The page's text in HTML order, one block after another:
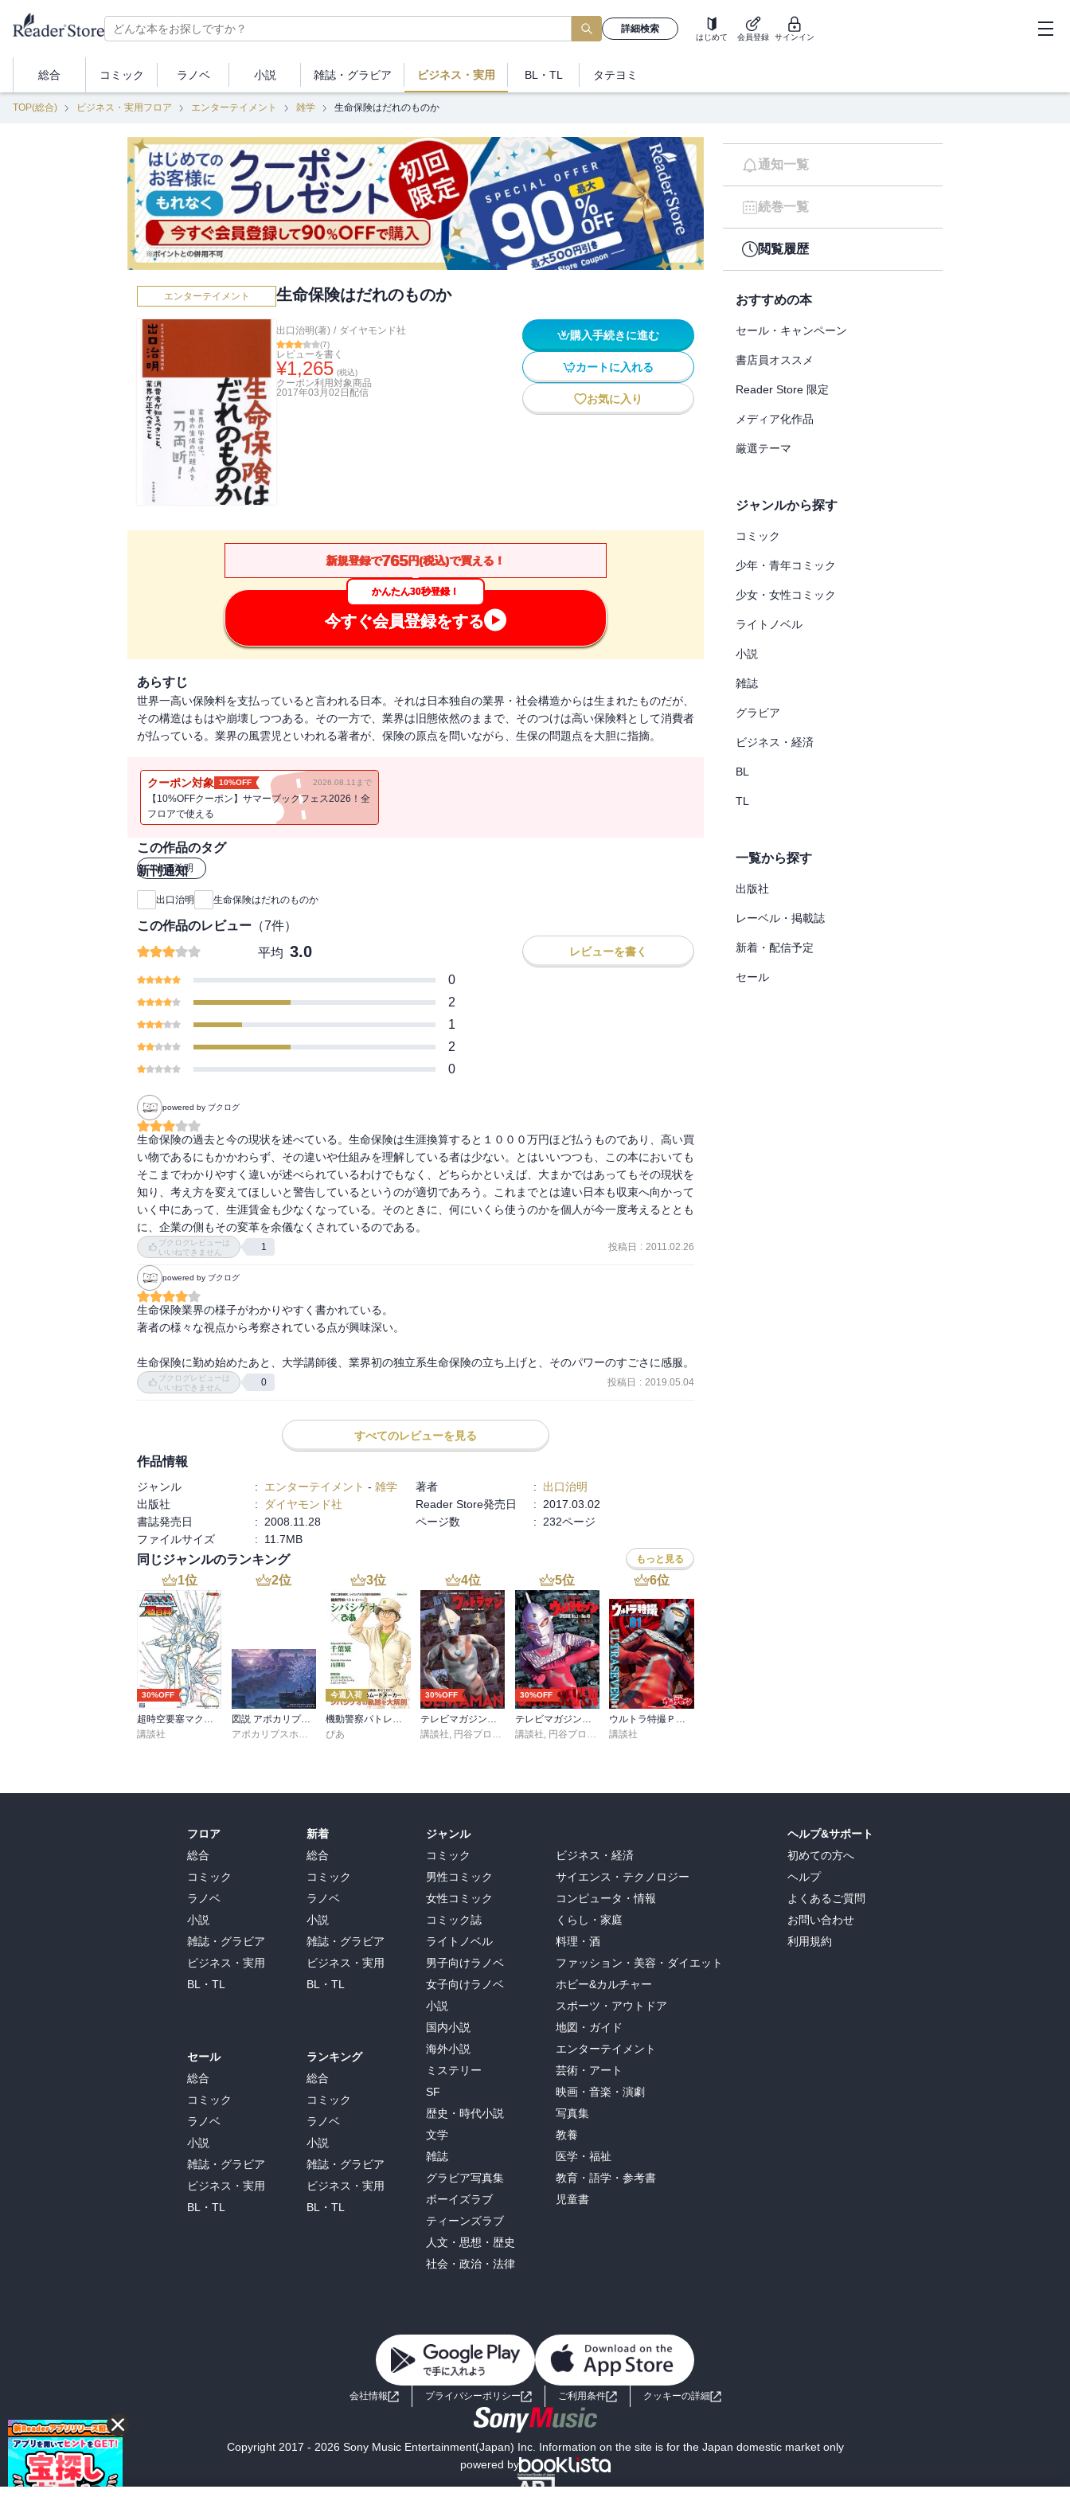
詳細検索
はじめて 会員登録 サインイン
総合 コミック ラノベ 小説 雑誌・ グラビア ビジネス ・実用 BL・TL タテヨミ
TOP(総合) ビジネス・実用フロア エンターテイメント 雑学 生命保険はだれのものか
エンターテイメント 生命保険はだれのものか
出口治明(著) / ダイヤモンド社
(7)
レビューを書く
¥1,265 (税込)
クーポン利用対象商品
2017年03月02日 配信
購入手続きに進む
カートに入れる
お気に入り
新規登録で765円(税込)で買える！
かんたん30秒登録！
今すぐ会員登録をする
あらすじ
世界一高い保険料を支払っていると言われる日本。それは日本独自の業界・社会構造からは生まれたものだが、
その構造はもはや崩壊しつつある。その一方で、業界は旧態依然のままで、そのつけは高い保険料として消費者
が払っている。業界の風雲児といわれる著者が、保険の原点を問いながら、生保の問題点を大胆に指摘。
クーポン対象 10%OFF 2026.08.11まで
【10%OFFクーポン】サマーブックフェス2026！全
フロアで使える
この作品のタグ
#出口治明
新刊通知
出口治明 生命保険はだれのものか
この作品のレビュー （7件）
平均 3.0 レビューを書く
0
2
1
2
0
powered by ブクログ
生命保険の過去と今の現状を述べている。生命保険は生涯換算すると１０００万円ほど払うものであり、高い買
い物であるにもかかわらず、その違いや仕組みを理解している者は少ない。とはいいつつも、この本においても
そこまでわかりやすく違いが述べられているわけでもなく、どちらかといえば、大まかではあってもその現状を
知り、考え方を変えてほしいと警告しているというのが適切であろう。これまでとは違い日本も収束へ向かって
いく中にあって、生涯賃金も少なくなっている。そのときに、何にいくら使うのかを個人が今一度考えるととも
に、企業の側もその変革を余儀なくされているのである。
ブクログレビューは
いいねできません
1 投稿日 : 2011.02.26
powered by ブクログ
生命保険業界の様子がわかりやすく書かれている。
著者の様々な視点から考察されている点が興味深い。
生命保険に勤め始めたあと、大学講師後、業界初の独立系生命保険の立ち上げと、そのパワーのすごさに感服。
ブクログレビューは
いいねできません
0 投稿日 : 2019.05.04
すべてのレビューを見る
作品情報
ジャンル : エンターテイメント - 雑学 著者 :
出口治明
出版社
: ダイヤモンド社 Reader Store発売日 :
2017.03.02
書誌発売日
: 2008.11.28 ページ数 :
232ページ
ファイルサイズ
: 11.7MB
同じジャンルのランキング もっと見る
1位
30%OFF
超時空要塞マクロス超百科
講談社
2位
図説 アポカリプスホテル運営記録
アポカリプスホテル製作委員会
3位
今週入荷
機動警察パトレイバー シバシゲオぴあ
ぴあ
4位
30%OFF
テレビマガジン特別編集 ウルトラマン ＥＰＩＳＯＤＥ Ｎｏ．１～Ｎｏ．３９
講談社, 円谷プロダクション
5位
30%OFF
テレビマガジン特別編集 ウルトラセブン ＥＰＩＳＯＤＥ Ｎｏ．１～Ｎｏ．４９
講談社, 円谷プロダクション
6位
ウルトラ特撮ＰＥＲＦＥＣＴ ＭＯＯＫ ｖｏｌ．１ ウルトラセブン
講談社
通知一覧
続巻一覧
閲覧履歴
おすすめの本
セール・キャンペーン
書店員オススメ
Reader Store 限定
メディア化作品
厳選テーマ
ジャンルから探す
コミック
少年・青年コミック
少女・女性コミック
ライトノベル
小説
雑誌
グラビア
ビジネス・経済
BL
TL
一覧から探す
出版社
レーベル・掲載誌
新着・配信予定
セール
フロア
総合
コミック
ラノベ
小説
雑誌・グラビア
ビジネス・実用
BL・TL
セール
総合
コミック
ラノベ
小説
雑誌・グラビア
ビジネス・実用
BL・TL
新着
総合
コミック
ラノベ
小説
雑誌・グラビア
ビジネス・実用
BL・TL
ランキング
総合
コミック
ラノベ
小説
雑誌・グラビア
ビジネス・実用
BL・TL
ジャンル
コミック
男性コミック
女性コミック
コミック誌
ライトノベル
男子向けラノベ
女子向けラノベ
小説
国内小説
海外小説
ミステリー
SF
歴史・時代小説
文学
雑誌
グラビア写真集
ボーイズラブ
ティーンズラブ
人文・思想・歴史
社会・政治・法律
ビジネス・経済
サイエンス・テクノロジー
コンピュータ・情報
くらし・家庭
料理・酒
ファッション・美容・ダイエット
ホビー&カルチャー
スポーツ・アウトドア
地図・ガイド
エンターテイメント
芸術・アート
映画・音楽・演劇
写真集
教養
医学・福祉
教育・語学・参考書
児童書
ヘルプ&サポート
初めての方へ
ヘルプ
よくあるご質問
お問い合わせ
利用規約
会社情報 プライバシーポリシー ご利用条件 クッキーの詳細
Copyright 2017 - 2026 Sony Music Entertainment(Japan) Inc. Information on the site is for the Japan domestic market only
powered by